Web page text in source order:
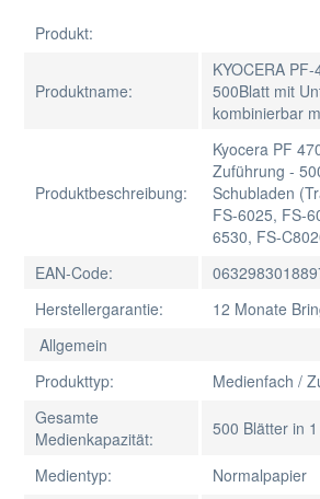
Produkt:
Produktname:
KYOCERA
500Blatt mit
kombinierbar
Produktbeschreibung:
Kyocera PF
Zuführung -
Schubladen
FS-6025, FS-
6530, FS-
EAN-Code:
Herstellergarantie:
12 Monate
Allgemein
Produkttyp:
Medienfach /
Gesamte
Medienkapazität:
500 Blätter in
Medientyp: Normalpapier